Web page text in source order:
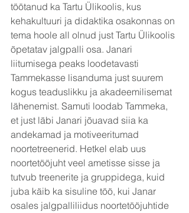
töötanud ka Tartu Ülikoolis, kus
kehakultuuri ja didaktika osakonnas on
tema hoole all olnud just Tartu Ülikoolis
õpetatav jalgpalli osa. Janari
liitumisega peaks loodetavasti
Tammekasse lisanduma just suurem
kogus teaduslikku ja akadeemilisemat
lähenemist. Samuti loodab Tammeka,
et just läbi Janari jõuavad siia ka
andekamad ja motiveeritumad
noortetreenerid. Hetkel elab uus
noortetööjuht veel ametisse sisse ja
tutvub treenerite ja gruppidega, kuid
juba käib ka sisuline töö, kui Janar
osales jalgpalliliidus noortetööjuhtide